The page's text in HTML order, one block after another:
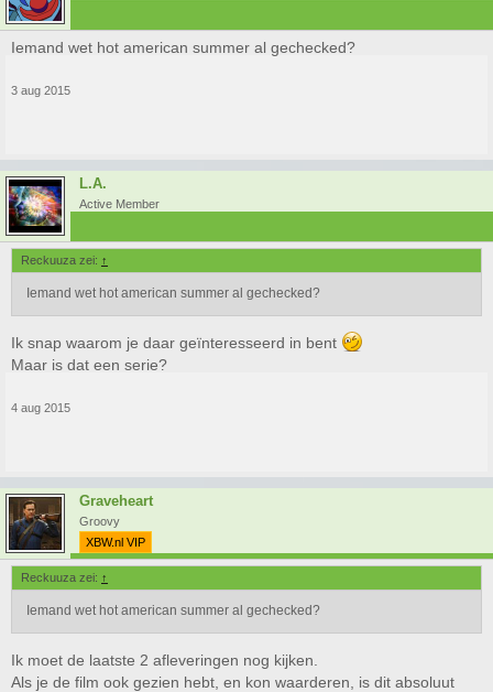
Iemand wet hot american summer al gechecked?
3 aug 2015
L.A.
Active Member
Reckuuza zei: ↑
Iemand wet hot american summer al gechecked?
Ik snap waarom je daar geïnteresseerd in bent
Maar is dat een serie?
4 aug 2015
Graveheart
Groovy
XBW.nl VIP
Reckuuza zei: ↑
Iemand wet hot american summer al gechecked?
Ik moet de laatste 2 afleveringen nog kijken.
Als je de film ook gezien hebt, en kon waarderen, is dit absoluut